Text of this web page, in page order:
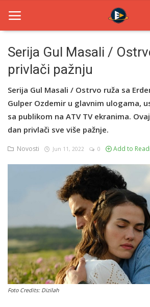
Home
Novosti
TV Serije
Register
English
Serija Gul Masali /
privlači pažnju
Serija Gul Masali / Ostrvo ruža sa
Gulper Ozdemir u glavnim ulogama,
sa publikom na ATV TV ekranima.
dan privlači sve više pažnje.
Novosti Jun 11, 2022 0 Add to
Foto Credits: Dizilah